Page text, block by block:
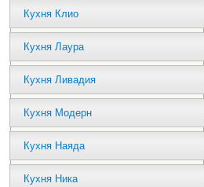
Кухня Клио
Кухня Лаура
Кухня Ливадия
Кухня Модерн
Кухня Наяда
Кухня Ника